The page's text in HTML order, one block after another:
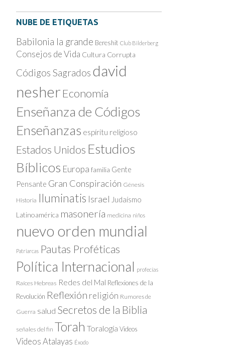
NUBE DE ETIQUETAS
Babilonia la grande Bereshit Club Bilderberg
Consejos de Vida Cultura Corrupta
Códigos Sagrados david
nesher Economía
Enseñanza de Códigos
Enseñanzas espíritu religioso
Estados Unidos Estudios
Bíblicos Europa familia Gente
Pensante Gran Conspiración Génesis
Historia Iluminatis Israel Judaísmo
Latinoamérica masonería medicina niños
nuevo orden mundial
Patriarcas Pautas Proféticas
Política Internacional profecías
Raíces Hebreas Redes del Mal Reflexiones de la
Revolución Reflexión religión Rumores de
Guerra salud Secretos de la Biblia
señales del fin Torah Toralogía Videos
Videos Atalayas Éxodo